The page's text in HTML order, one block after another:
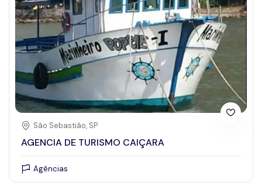
São Sebastião, SP
AGENCIA DE TURISMO CAIÇARA
Agências